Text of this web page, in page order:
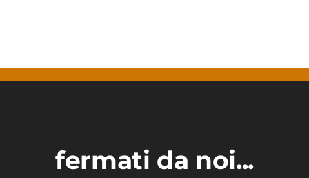
fermati da noi...